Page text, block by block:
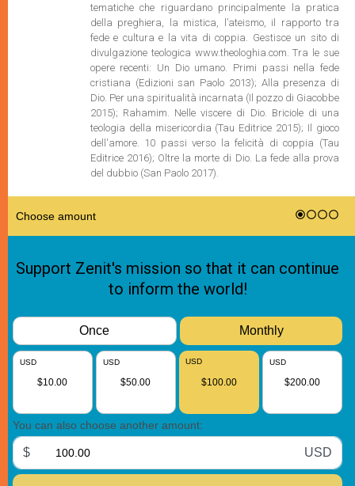
tematiche che riguardano principalmente la pratica
della preghiera, la mistica, l’ateismo, il rapporto tra
fede e cultura e la vita di coppia. Gestisce un sito di
divulgazione teologica www.theologhia.com. Tra le sue
opere recenti: Un Dio umano. Primi passi nella fede
cristiana (Edizioni san Paolo 2013); Alla presenza di
Dio. Per una spiritualità incarnata (Il pozzo di Giacobbe
2015); Rahamim. Nelle viscere di Dio. Briciole di una
teologia della misericordia (Tau Editrice 2015); Il gioco
dell'amore. 10 passi verso la felicità di coppia (Tau
Editrice 2016); Oltre la morte di Dio. La fede alla prova
del dubbio (San Paolo 2017).